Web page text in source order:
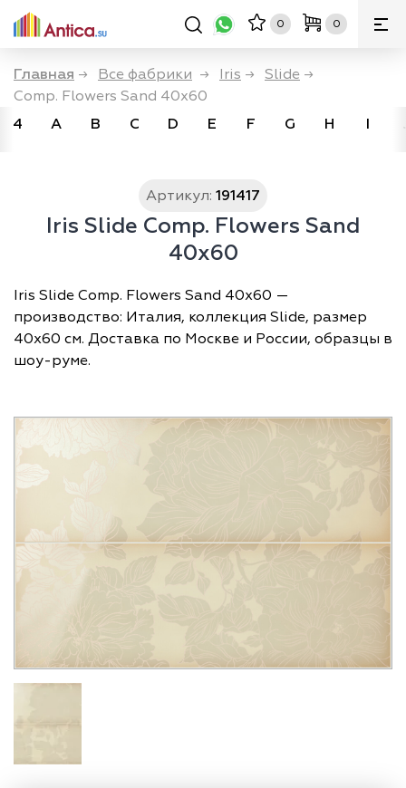
0 0
Главная → Все фабрики → Iris → Slide →
Comp. Flowers Sand 40x60
4
A B C D E F G H I
Артикул: 191417
Iris Slide Comp. Flowers Sand
40x60
Iris Slide Comp. Flowers Sand 40x60 —
производство: Италия, коллекция Slide, размер
40х60 см. Доставка по Москве и России, образцы в
шоу-руме.